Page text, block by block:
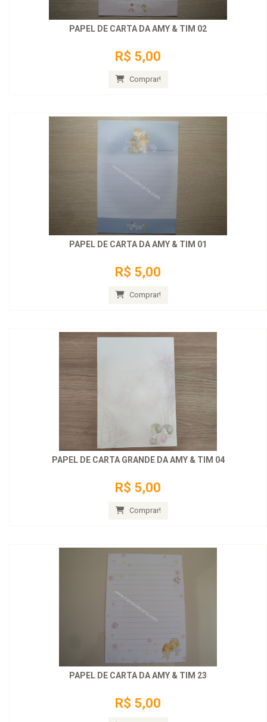
PAPEL DE CARTA DA AMY & TIM 02
R$ 5,00
Comprar!
PAPEL DE CARTA DA AMY & TIM 01
R$ 5,00
Comprar!
PAPEL DE CARTA GRANDE DA AMY & TIM 04
R$ 5,00
Comprar!
PAPEL DE CARTA DA AMY & TIM 23
R$ 5,00